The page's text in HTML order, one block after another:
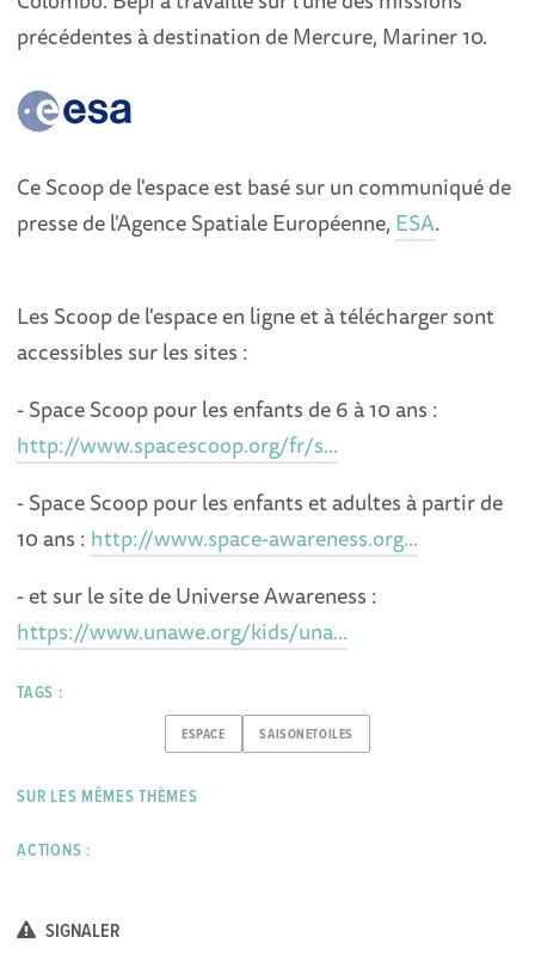
précédentes à destination de Mercure, Mariner 10.
Ce Scoop de l'espace est basé sur un communiqué de
presse de l'Agence Spatiale Européenne, ESA.
Les Scoop de l'espace en ligne et à télécharger sont
accessibles sur les sites :
- Space Scoop pour les enfants de 6 à 10 ans :
http://www.spacescoop.org/fr/s...
- Space Scoop pour les enfants et adultes à partir de
10 ans : http://www.space-awareness.org...
- et sur le site de Universe Awareness :
https://www.unawe.org/kids/una...
TAGS :
ESPACE SAISONETOILES
SUR LES MÊMES THÈMES
ACTIONS :
SIGNALER